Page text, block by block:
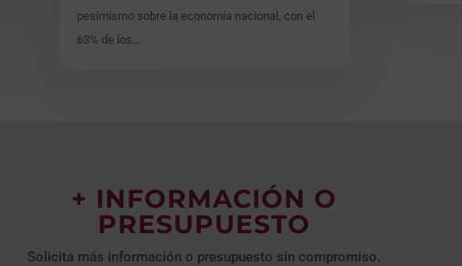
pesimismo sobre la economía nacional, con el
63% de los...
+ INFORMACIÓN O
PRESUPUESTO
Solicita más información o presupuesto sin compromiso.